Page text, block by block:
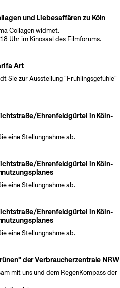
und Liebesaffären zu Köln
Collagen widmet.
Uhr im Kinosaal des Filmforums.
Art
Sie zur Ausstellung "Frühlingsgefühle"
Ehrenfeldgürtel in Köln-
eine Stellungnahme ab.
Ehrenfeldgürtel in Köln-
eine Stellungnahme ab.
Ehrenfeldgürtel in Köln-
eine Stellungnahme ab.
der Verbraucherzentrale NRW
mit uns und dem RegenKompass der